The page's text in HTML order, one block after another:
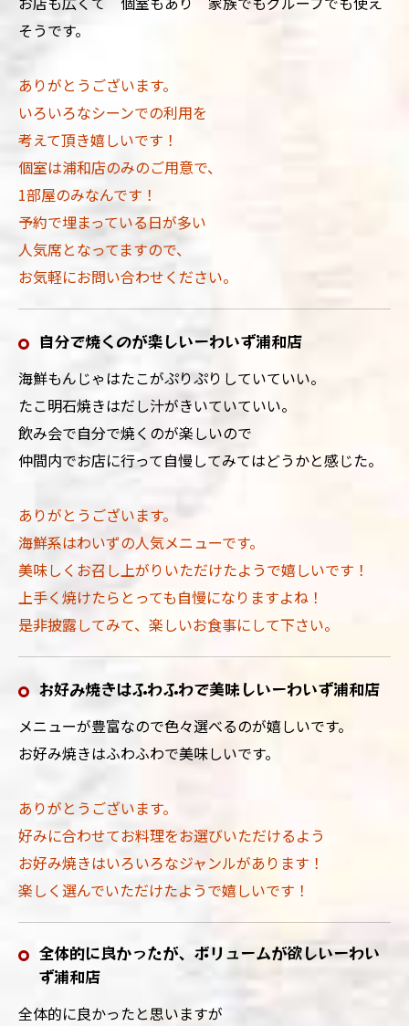
そうです。
ありがとうございます。
いろいろなシーンでの利用を
考えて頂き嬉しいです！
個室は浦和店のみのご用意で、
1部屋のみなんです！
予約で埋まっている日が多い
人気席となってますので、
お気軽にお問い合わせください。
自分で焼くのが楽しいーわいず浦和店
海鮮もんじゃはたこがぷりぷりしていていい。
たこ明石焼きはだし汁がきいていていい。
飲み会で自分で焼くのが楽しいので
仲間内でお店に行って自慢してみてはどうかと感じた。
ありがとうございます。
海鮮系はわいずの人気メニューです。
美味しくお召し上がりいただけたようで嬉しいです！
上手く焼けたらとっても自慢になりますよね！
是非披露してみて、楽しいお食事にして下さい。
お好み焼きはふわふわで美味しいーわいず浦和店
メニューが豊富なので色々選べるのが嬉しいです。
お好み焼きはふわふわで美味しいです。
ありがとうございます。
好みに合わせてお料理をお選びいただけるよう
お好み焼きはいろいろなジャンルがあります！
楽しく選んでいただけたようで嬉しいです！
全体的に良かったが、ボリュームが欲しいーわい
ず浦和店
全体的に良かったと思いますが